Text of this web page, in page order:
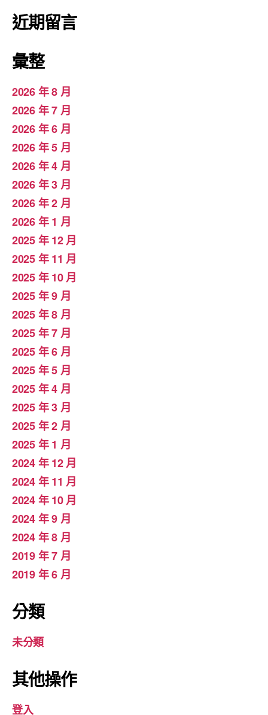
近期留言
彙整
2026 年 8 月
2026 年 7 月
2026 年 6 月
2026 年 5 月
2026 年 4 月
2026 年 3 月
2026 年 2 月
2026 年 1 月
2025 年 12 月
2025 年 11 月
2025 年 10 月
2025 年 9 月
2025 年 8 月
2025 年 7 月
2025 年 6 月
2025 年 5 月
2025 年 4 月
2025 年 3 月
2025 年 2 月
2025 年 1 月
2024 年 12 月
2024 年 11 月
2024 年 10 月
2024 年 9 月
2024 年 8 月
2019 年 7 月
2019 年 6 月
分類
未分類
其他操作
登入